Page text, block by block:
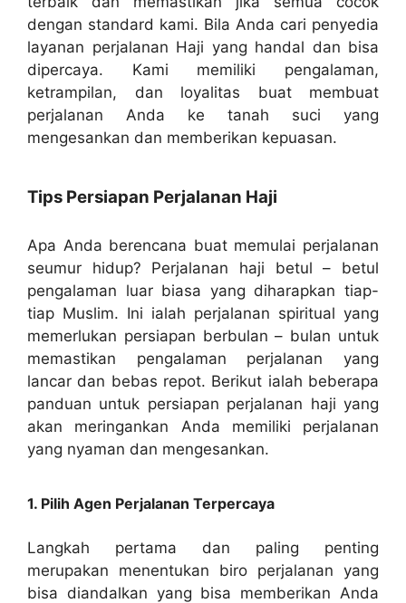
dengan standard kami. Bila Anda cari penyedia
layanan perjalanan Haji yang handal dan bisa
dipercaya. Kami memiliki pengalaman,
ketrampilan, dan loyalitas buat membuat
perjalanan Anda ke tanah suci yang
mengesankan dan memberikan kepuasan.
Tips Persiapan Perjalanan Haji
Apa Anda berencana buat memulai perjalanan
seumur hidup? Perjalanan haji betul – betul
pengalaman luar biasa yang diharapkan tiap-
tiap Muslim. Ini ialah perjalanan spiritual yang
memerlukan persiapan berbulan – bulan untuk
memastikan pengalaman perjalanan yang
lancar dan bebas repot. Berikut ialah beberapa
panduan untuk persiapan perjalanan haji yang
akan meringankan Anda memiliki perjalanan
yang nyaman dan mengesankan.
1. Pilih Agen Perjalanan Terpercaya
Langkah pertama dan paling penting
merupakan menentukan biro perjalanan yang
bisa diandalkan yang bisa memberikan Anda